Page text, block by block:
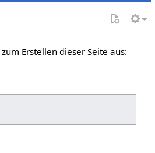
Erstellen dieser Seite aus: